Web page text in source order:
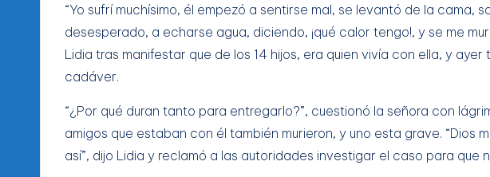
“Yo sufrí muchísimo, él empezó a sentirse mal, se levantó de la cama,
desesperado, a echarse agua, diciendo, ¡qué calor tengo!, y se me
Lidia tras manifestar que de los 14 hijos, era quien vivía con ella, y
cadáver.
“¿Por qué duran tanto para entregarlo?”, cuestionó la señora con
amigos que estaban con él también murieron, y uno esta grave. “Dios
así”, dijo Lidia y reclamó a las autoridades investigar el caso para que